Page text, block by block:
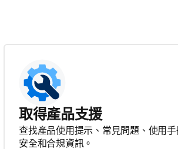
取得產品支援
查找產品使用提示、常見問題、使用
安全和合規資訊。